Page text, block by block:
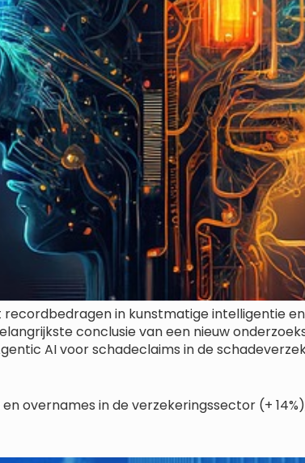
in kunstmatige intelligentie
conclusie van een nieuw
AI voor schadeclaims in de
overnames in de verzekeringssector (+